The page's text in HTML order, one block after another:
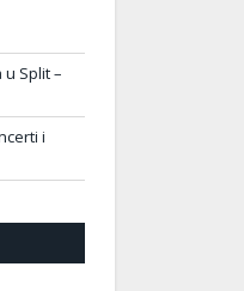
Split –
i